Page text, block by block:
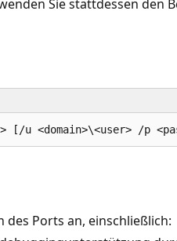
Sie stattdessen den
Ports an, einschließlich: